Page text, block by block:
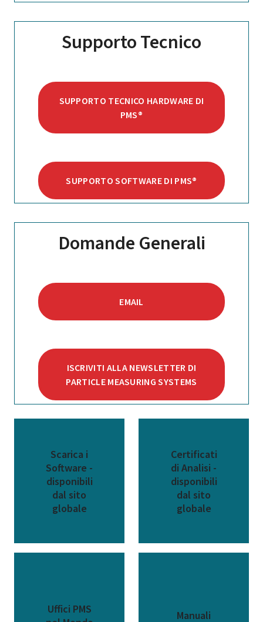
Supporto Tecnico
SUPPORTO TECNICO HARDWARE DI
PMS®
SUPPORTO SOFTWARE DI PMS®
Domande Generali
EMAIL
ISCRIVITI ALLA NEWSLETTER DI
PARTICLE MEASURING SYSTEMS
Scarica i
Software -
disponibili
dal sito
globale
Certificati
di Analisi -
disponibili
dal sito
globale
Uffici PMS
Manuali